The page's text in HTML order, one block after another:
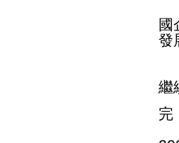
國
發
繼
完